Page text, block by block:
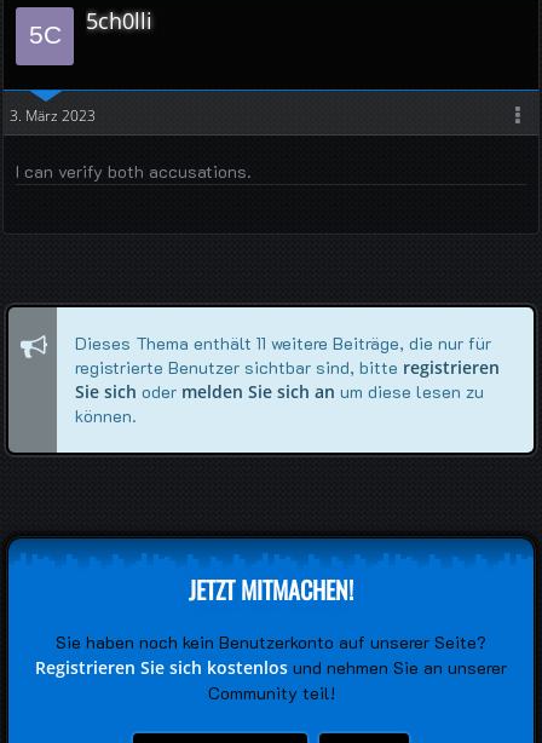
5ch0lli
3. März 2023
I can verify both accusations.
Dieses Thema enthält 11 weitere Beiträge, die nur für
registrierte Benutzer sichtbar sind, bitte registrieren
Sie sich oder melden Sie sich an um diese lesen zu
können.
JETZT MITMACHEN!
Sie haben noch kein Benutzerkonto auf unserer Seite?
Registrieren Sie sich kostenlos und nehmen Sie an unserer
Community teil!